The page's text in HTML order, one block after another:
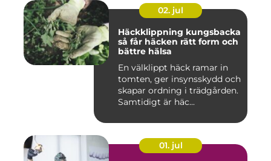
02. jul
Häckklippning kungsbacka
så får häcken rätt form och
bättre hälsa
En välklippt häck ramar in
tomten, ger insynsskydd och
skapar ordning i trädgården.
Samtidigt är häc...
01. jul